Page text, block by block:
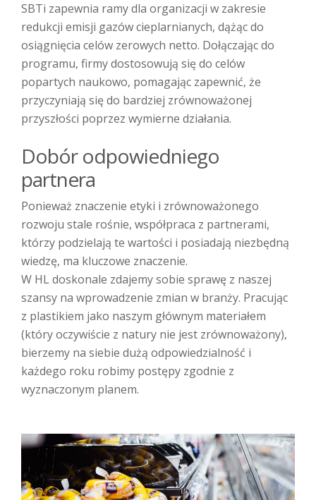
SBTi zapewnia ramy dla organizacji w zakresie
redukcji emisji gazów cieplarnianych, dążąc do
osiągnięcia celów zerowych netto. Dołączając do
programu, firmy dostosowują się do celów
popartych naukowo, pomagając zapewnić, że
przyczyniają się do bardziej zrównoważonej
przyszłości poprzez wymierne działania.
Dobór odpowiedniego
partnera
Ponieważ znaczenie etyki i zrównoważonego
rozwoju stale rośnie, współpraca z partnerami,
którzy podzielają te wartości i posiadają niezbędną
wiedzę, ma kluczowe znaczenie.
W HL doskonale zdajemy sobie sprawę z naszej
szansy na wprowadzenie zmian w branży. Pracując
z plastikiem jako naszym głównym materiałem
(który oczywiście z natury nie jest zrównoważony),
bierzemy na siebie dużą odpowiedzialność i
każdego roku robimy postępy zgodnie z
wyznaczonym planem.